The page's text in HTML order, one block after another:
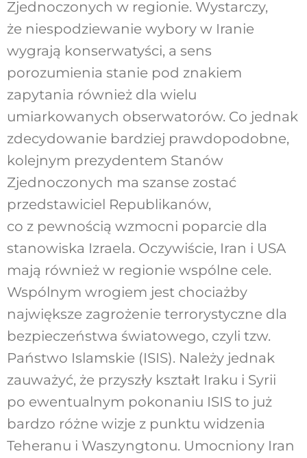
Zjednoczonych w regionie. Wystarczy,
że niespodziewanie wybory w Iranie
wygrają konserwatyści, a sens
porozumienia stanie pod znakiem
zapytania również dla wielu
umiarkowanych obserwatorów. Co jednak
zdecydowanie bardziej prawdopodobne,
kolejnym prezydentem Stanów
Zjednoczonych ma szanse zostać
przedstawiciel Republikanów,
co z pewnością wzmocni poparcie dla
stanowiska Izraela. Oczywiście, Iran i USA
mają również w regionie wspólne cele.
Wspólnym wrogiem jest chociażby
największe zagrożenie terrorystyczne dla
bezpieczeństwa światowego, czyli tzw.
Państwo Islamskie (ISIS). Należy jednak
zauważyć, że przyszły kształt Iraku i Syrii
po ewentualnym pokonaniu ISIS to już
bardzo różne wizje z punktu widzenia
Teheranu i Waszyngtonu. Umocniony Iran